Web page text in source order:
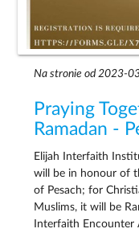
Na stronie od 2023-
Praying
Ramadan -
Elijah Interfaith
will be in honour of
of Pesach; for
Muslims, it will be
Interfaith Encounter